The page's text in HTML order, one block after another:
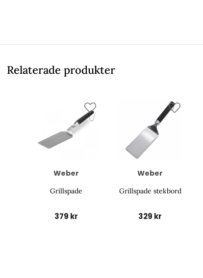
Relaterade produkter
Weber
Grillspade
379 kr
Weber
Grillspade stekbord
329 kr